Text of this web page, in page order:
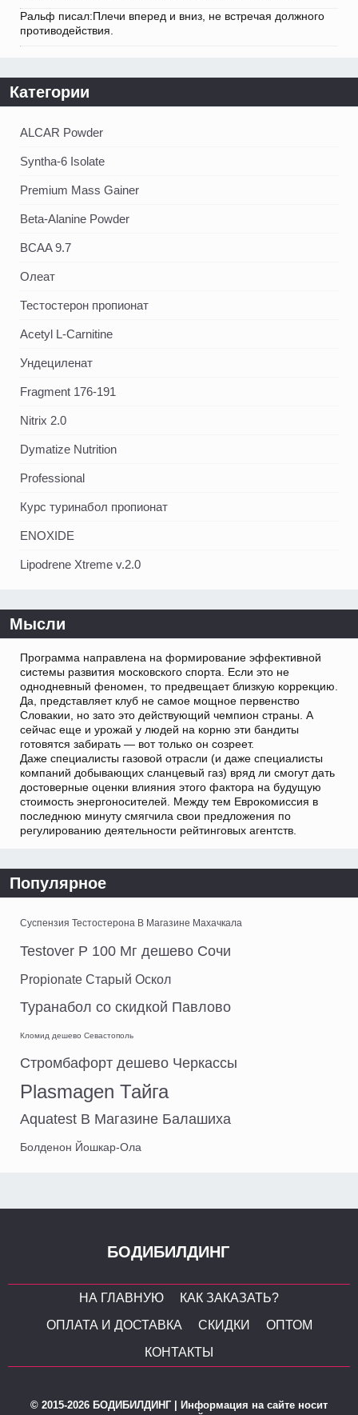
Ральф писал:Плечи вперед и вниз, не встречая должного
противодействия.
Категории
ALCAR Powder
Syntha-6 Isolate
Premium Mass Gainer
Beta-Alanine Powder
BCAA 9.7
Олеат
Тестостерон пропионат
Acetyl L-Carnitine
Ундециленат
Fragment 176-191
Nitrix 2.0
Dymatize Nutrition
Professional
Курс туринабол пропионат
ENOXIDE
Lipodrene Xtreme v.2.0
Мысли
Программа направлена на формирование эффективной
системы развития московского спорта. Если это не
однодневный феномен, то предвещает близкую коррекцию.
Да, представляет клуб не самое мощное первенство
Словакии, но зато это действующий чемпион страны. А
сейчас еще и урожай у людей на корню эти бандиты
готовятся забирать — вот только он созреет.
Даже специалисты газовой отрасли (и даже специалисты
компаний добывающих сланцевый газ) вряд ли смогут дать
достоверные оценки влияния этого фактора на будущую
стоимость энергоносителей. Между тем Еврокомиссия в
последнюю минуту смягчила свои предложения по
регулированию деятельности рейтинговых агентств.
Популярное
Суспензия Тестостерона В Магазине Махачкала
Testover P 100 Мг дешево Сочи
Propionate Старый Оскол
Туранабол со скидкой Павлово
Кломид дешево Севастополь
Стромбафорт дешево Черкассы
Plasmagen Тайга
Aquatest В Магазине Балашиха
Болденон Йошкар-Ола
БОДИБИЛДИНГ
НА ГЛАВНУЮ
КАК ЗАКАЗАТЬ?
ОПЛАТА И ДОСТАВКА
СКИДКИ
ОПТОМ
КОНТАКТЫ
© 2015-2026 БОДИБИЛДИНГ | Информация на сайте носит